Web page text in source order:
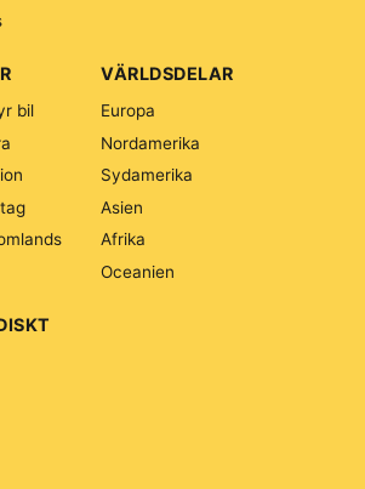
VÄRLDSDELAR
Europa
Nordamerika
Sydamerika
Asien
Afrika
Oceanien
bil